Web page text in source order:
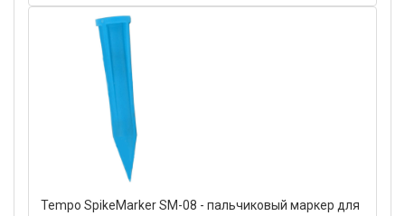
Tempo SpikeMarker SM-08 - пальчиковый маркер для